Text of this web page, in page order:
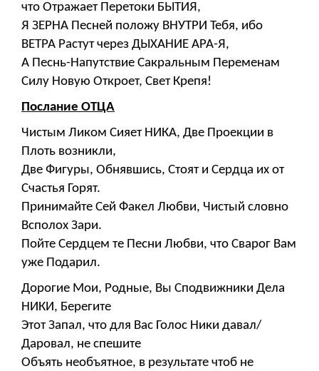
что Отражает Перетоки БЫТИЯ,
Я ЗЕРНА Песней положу ВНУТРИ Тебя, ибо
ВЕТРА Растут через ДЫХАНИЕ АРА-Я,
А Песнь-Напутствие Сакральным Переменам
Силу Новую Откроет, Свет Крепя!
Послание ОТЦА
Чистым Ликом Сияет НИКА, Две Проекции в
Плоть возникли,
Две Фигуры, Обнявшись, Стоят и Сердца их от
Счастья Горят.
Принимайте Сей Факел Любви, Чистый словно
Всполох Зари.
Пойте Сердцем те Песни Любви, что Сварог Вам
уже Подарил.
Дорогие Мои, Родные, Вы Сподвижники Дела
НИКИ, Берегите
Этот Запал, что для Вас Голос Ники давал/
Даровал, не спешите
Объять необъятное, в результате чтоб не